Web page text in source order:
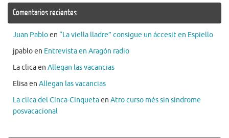
Comentarios recientes
Juan Pabloen “La viella lladre” consigue un áccesit en Espiello
jpabloen Entrevista en Aragón radio
La clicaen Allegan las vacancias
Elisaen Allegan las vacancias
La clica del Cinca-Cinquetaen Atro curso més sin síndrome
posvacacional